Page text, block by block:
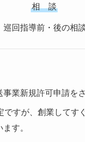
相 談
巡回指導前・後の相
業新規許可申請を
ですが、創業してす
す。